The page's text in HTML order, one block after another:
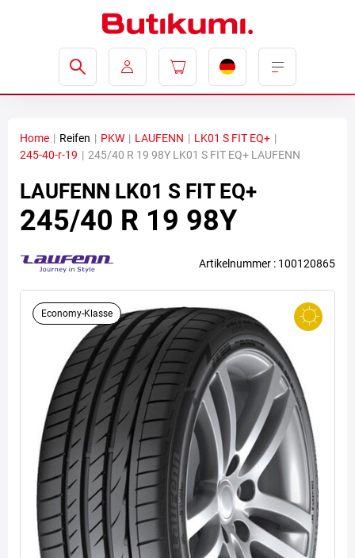
Economy-Klasse
Home | Reifen | PKW | LAUFENN | LK01 S FIT EQ+ |
245-40-r-19 | 245/40 R 19 98Y LK01 S FIT EQ+ LAUFENN
LAUFENN LK01 S FIT EQ+
245/40 R 19 98Y
Artikelnummer : 100120865